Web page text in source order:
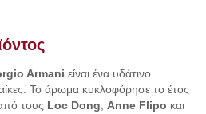
Armani είναι ένα υδάτινο
Το άρωμα κυκλοφόρησε το έτος
τους Loc Dong, Anne Flipo και